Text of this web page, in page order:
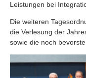
Leistungen bei
Die weiteren
die Verlesung der
sowie die noch